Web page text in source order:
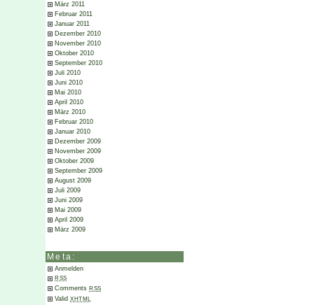
März 2011
Februar 2011
Januar 2011
Dezember 2010
November 2010
Oktober 2010
September 2010
Juli 2010
Juni 2010
Mai 2010
April 2010
März 2010
Februar 2010
Januar 2010
Dezember 2009
November 2009
Oktober 2009
September 2009
August 2009
Juli 2009
Juni 2009
Mai 2009
April 2009
März 2009
Meta:
Anmelden
RSS
Comments RSS
Valid XHTML